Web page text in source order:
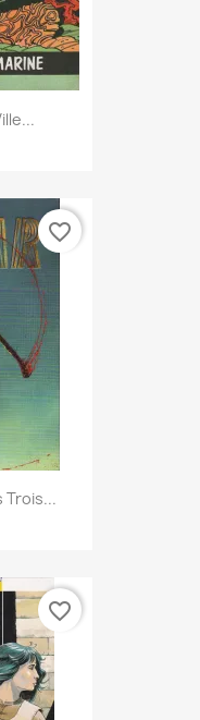
Trois...
favorite_border
favorite_border